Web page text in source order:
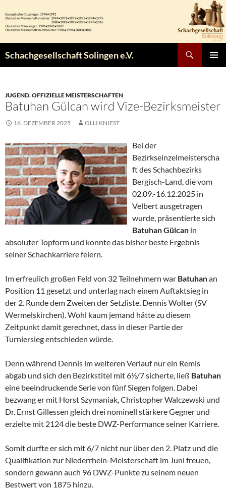
Inhalt
springen
Schachgesellschaft Solingen e.V.
JUGEND,OFFIZIELLE MEISTERSCHAFTEN
Batuhan Gülcan wird Vize-Bezirksmeister
16. DEZEMBER 2025 OLLI KNIEST
Bei der
Bezirkseinzelmeisterscha
ft des Schachbezirks
Bergisch-Land, die vom
02.09.-16.12.2025 in
Velbert ausgetragen
wurde, präsentierte sich
Batuhan Gülcan in
absoluter Topform und konnte das bisher beste Ergebnis
seiner Schachkarriere feiern.
Im erfreulich großen Feld von 32 Teilnehmern war Batuhanan
Position 11 gesetzt und unterlag nach einem Auftaktsieg in
der 2. Runde dem Zweiten der Setzliste, Dennis Wolter (SV
Wermelskirchen). Wohl kaum jemand hätte zu diesem
Zeitpunkt damit gerechnet, dass in dieser Partie der
Turniersieg entschieden würde.
Denn während Dennis im weiteren Verlauf nur ein Remis
abgab und sich den Bezirkstitel mit 6½/7 sicherte, ließ Batuhan
eine beeindruckende Serie von fünf Siegen folgen. Dabei
bezwang er mit Horst Szymaniak, Christopher Walczewski und
Dr. Ernst Gillessen gleich drei nominell stärkere Gegner und
erzielte mit 2124 die beste DWZ-Performance seiner Karriere.
Somit durfte er sich mit 6/7 nicht nur über den 2. Platz und die
Qualifikation zur Niederrhein-Meisterschaft im Juni freuen,
sondern gewann auch 96 DWZ-Punkte zu seinem neuen
Bestwert von 1875 hinzu.